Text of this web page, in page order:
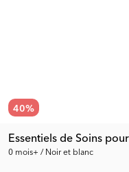
40%
Essentiels de Soins
0 mois+ / Noir et blanc